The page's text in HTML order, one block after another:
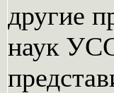
другие
наук